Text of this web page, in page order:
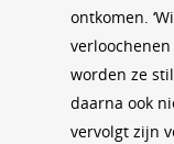
ontkomen.
worden ze
daarna ook
vervolgt zijn